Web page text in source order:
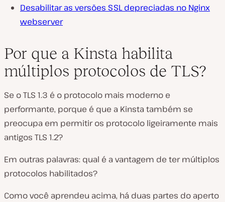
Desabilitar as versões SSL depreciadas no Nginx
webserver
Por que a Kinsta habilita
múltiplos protocolos de TLS?
Se o TLS 1.3 é o protocolo mais moderno e
performante, porque é que a Kinsta também se
preocupa em permitir os protocolo ligeiramente mais
antigos TLS 1.2?
Em outras palavras: qual é a vantagem de ter múltiplos
protocolos habilitados?
Como você aprendeu acima, há duas partes do aperto